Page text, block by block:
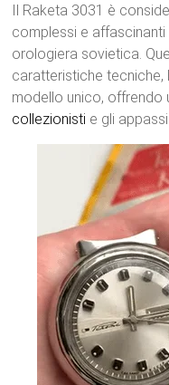
Il Raketa 3031 è
complessi e affascinanti
orologiera sovietica.
caratteristiche tecniche,
modello unico, offrendo
collezionisti e gli